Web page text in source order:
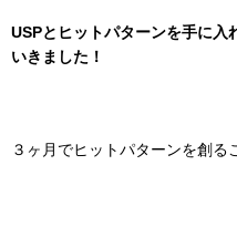
USPとヒットパターンを手に入
いきました！
３ヶ月でヒットパターンを創る